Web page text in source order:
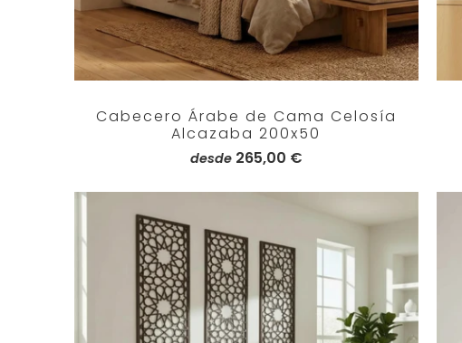
Cabecero Árabe de Cama Celosía
Alcazaba 200x50
desde 265,00 €